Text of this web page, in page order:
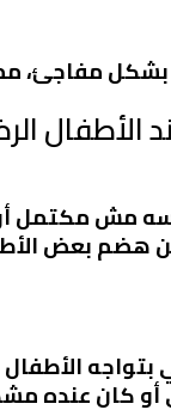
بشكل
الأطفال
مش مكتمل
هضم بعض
بتواجه
كان عنده